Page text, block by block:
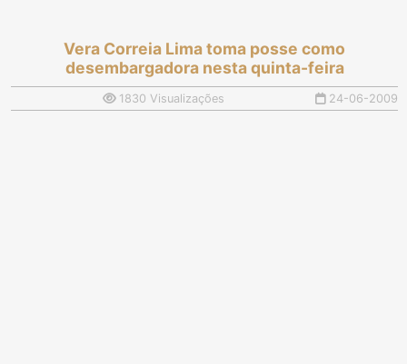
Vera Correia Lima toma posse como
desembargadora nesta quinta-feira
1830 Visualizações 24-06-2009